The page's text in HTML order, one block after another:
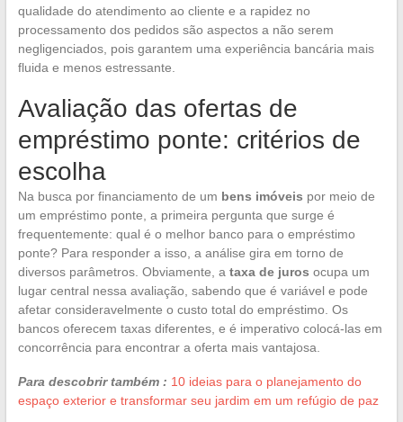
qualidade do atendimento ao cliente e a rapidez no
processamento dos pedidos são aspectos a não serem
negligenciados, pois garantem uma experiência bancária mais
fluida e menos estressante.
Avaliação das ofertas de
empréstimo ponte: critérios de
escolha
Na busca por financiamento de um bens imóveis por meio de
um empréstimo ponte, a primeira pergunta que surge é
frequentemente: qual é o melhor banco para o empréstimo
ponte? Para responder a isso, a análise gira em torno de
diversos parâmetros. Obviamente, a taxa de juros ocupa um
lugar central nessa avaliação, sabendo que é variável e pode
afetar consideravelmente o custo total do empréstimo. Os
bancos oferecem taxas diferentes, e é imperativo colocá-las em
concorrência para encontrar a oferta mais vantajosa.
Para descobrir também : 10 ideias para o planejamento do
espaço exterior e transformar seu jardim em um refúgio de paz